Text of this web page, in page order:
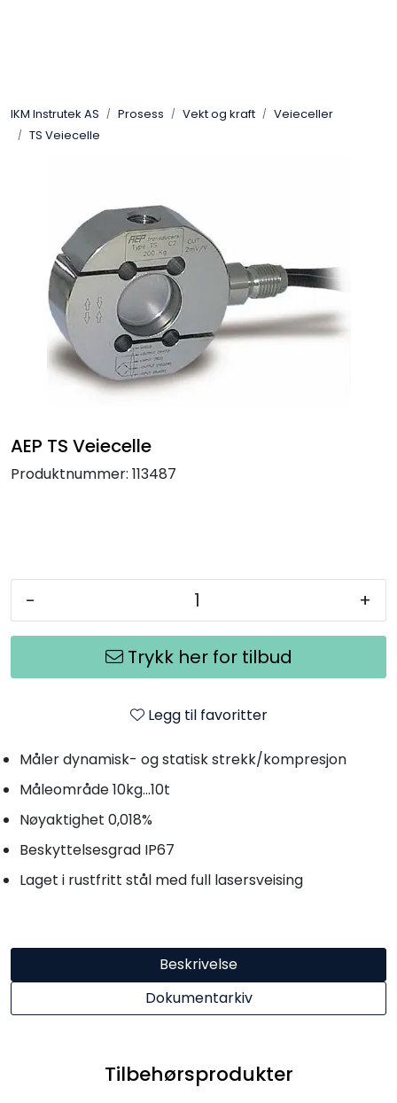
IKM Instrutek AS Prosess Vekt og kraft
Veieceller
TS Veiecelle
AEP TS Veiecelle
Produktnummer: 113487
- +
Trykk her for tilbud
Legg til favoritter
Måler dynamisk- og statisk strekk/kompresjon
Måleområde 10kg...10t
Nøyaktighet 0,018%
Beskyttelsesgrad IP67
Laget i rustfritt stål med full lasersveising
Beskrivelse
Dokumentarkiv
Tilbehørsprodukter
Elektro
Frekvensomformere
Miljø og sikkerhet
Kalibratorer
Undervisning